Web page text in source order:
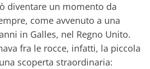
diventare un momento da
come avvenuto a una
in Galles, nel Regno Unito.
fra le rocce, infatti, la piccola
scoperta straordinaria: